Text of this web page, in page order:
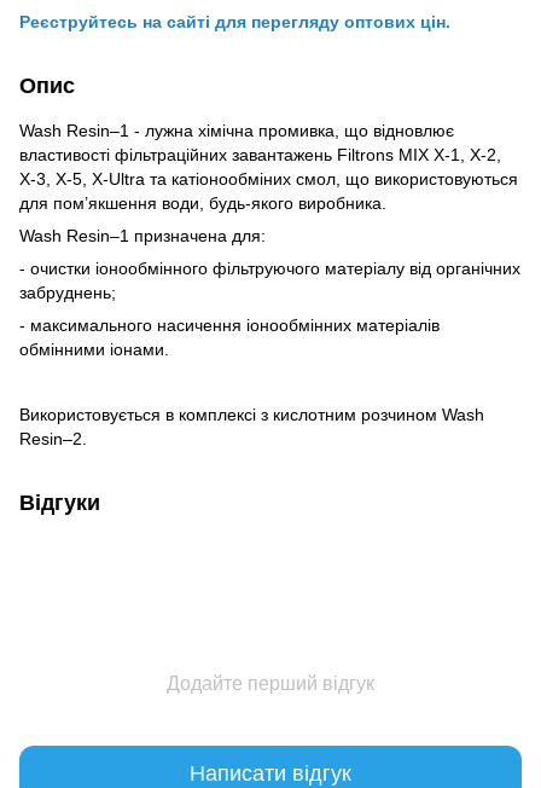
Реєструйтесь на сайті для перегляду оптових цін.
Опис
Wash Resin–1 - лужна хімічна промивка, що відновлює
властивості фільтраційних завантажень Filtrons MIX X-1, X-2,
X-3, X-5, X-Ultra та катіонообміних смол, що використовуються
для пом’якшення води, будь-якого виробника.
Wash Resin–1 призначена для:
- очистки іонообмінного фільтруючого матеріалу від органічних
забруднень;
- максимального насичення іонообмінних матеріалів
обмінними іонами.
Використовується в комплексі з кислотним розчином Wash
Resin–2.
Відгуки
Додайте перший відгук
Написати відгук